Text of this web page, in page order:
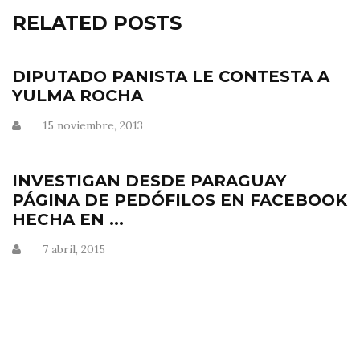
RELATED POSTS
DIPUTADO PANISTA LE CONTESTA A
YULMA ROCHA
15 noviembre, 2013
INVESTIGAN DESDE PARAGUAY
PÁGINA DE PEDÓFILOS EN FACEBOOK
HECHA EN ...
7 abril, 2015